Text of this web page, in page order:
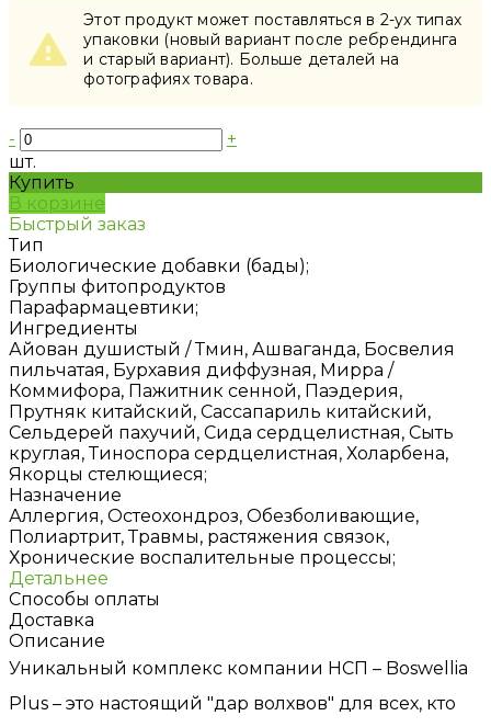
Этот продукт может поставляться в 2-ух типах
упаковки (новый вариант после ребрендинга
и старый вариант). Больше деталей на
фотографиях товара.
-
+
шт.
Купить
В корзине
Быстрый заказ
Тип
Биологические добавки (бады);
Группы фитопродуктов
Парафармацевтики;
Ингредиенты
Айован душистый / Тмин, Ашваганда, Босвелия
пильчатая, Бурхавия диффузная, Мирра /
Коммифора, Пажитник сенной, Паэдерия,
Прутняк китайский, Сассапариль китайский,
Сельдерей пахучий, Сида сердцелистная, Сыть
круглая, Тиноспора сердцелистная, Холарбена,
Якорцы стелющиеся;
Назначение
Аллергия, Остеохондроз, Обезболивающие,
Полиартрит, Травмы, растяжения связок,
Хронические воспалительные процессы;
Детальнее
Способы оплаты
Доставка
Описание
Уникальный комплекс компании НСП – Boswellia
Plus – это настоящий "дар волхвов" для всех, кто